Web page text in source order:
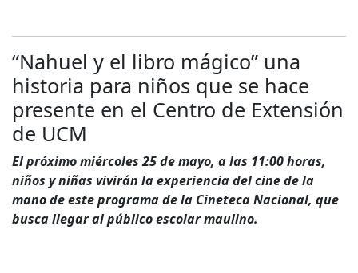
“Nahuel y el libro mágico” una
historia para niños que se hace
presente en el Centro de Extensión
de UCM
El próximo miércoles 25 de mayo, a las 11:00 horas,
niños y niñas vivirán la experiencia del cine de la
mano de este programa de la Cineteca Nacional, que
busca llegar al público escolar maulino.